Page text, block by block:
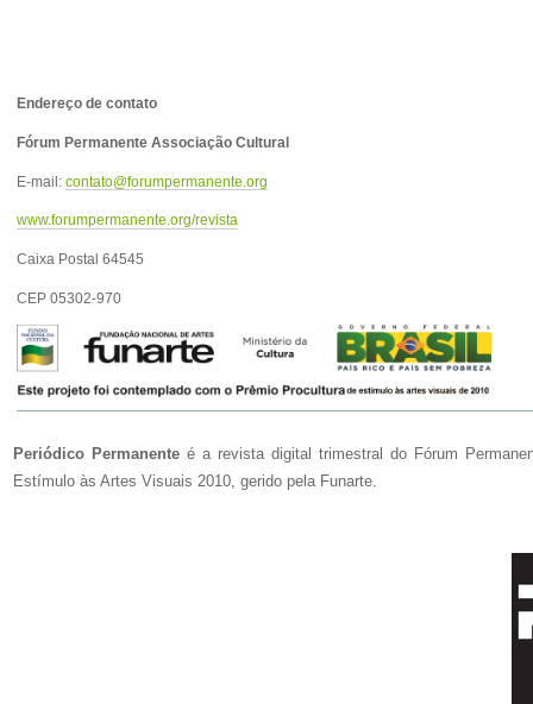
Endereço de contato
Fórum Permanente Associação Cultural
E-mail:contato@forumpermanente.org
www.forumpermanente.org/revista
Caixa Postal 64545
CEP 05302-970
Periódico Permanenteé a revista digital trimestral do Fórum
Estímulo às Artes Visuais 2010, gerido pela Funarte.